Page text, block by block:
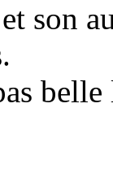
son
belle